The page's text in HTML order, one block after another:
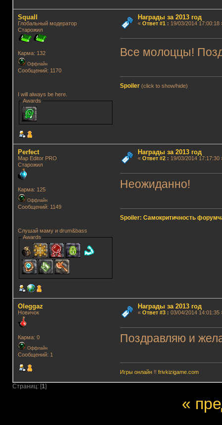
Squall
Глобальный модератор
Старожил
Карма: 132
Оффлайн
Сообщений: 1170
I will always be here.
Awards
Награды за 2013 год
« Ответ #1 : 19/03/2014 17:00:18
Все молоццы!
Spoiler (click to show/hide)
Perfect
Map Editor PRO
Старожил
Карма: 125
Оффлайн
Сообщений: 1149
Слушай маму и drum&bass
Awards
Награды за 2013 год
« Ответ #2: 19/03/2014 17:17:30
Неожиданно!
Spoiler: Самокритичность
Oleggaz
Новичок
Карма: 0
Оффлайн
Сообщений: 1
Награды за 2013 год
« Ответ #3: 03/04/2014 14:01:35
Поздравляю и
Игры онлайн !!frivkizigame.com
Страниц: [1]
«